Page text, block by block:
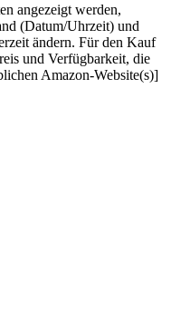
angezeigt werden,
(Datum/Uhrzeit) und
ändern. Für den Kauf
und Verfügbarkeit, die
Amazon-Website(s)]